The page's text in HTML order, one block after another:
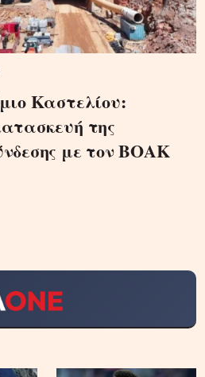
Καστελίου:
της
με τον ΒΟΑΚ